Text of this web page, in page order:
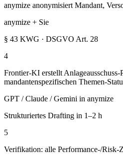
anymize anonymisiert Mandant,
anymize + Sie
§ 43 KWG · DSGVO Art. 28
4
Frontier-KI erstellt
mandantenspezifischen Themen-
GPT / Claude / Gemini in anymize
Strukturiertes Drafting in 1–2 h
5
Verifikation: alle Performance-/Risk-